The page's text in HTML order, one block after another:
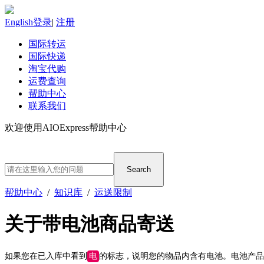
English登录| 注册
国际转运
国际快递
淘宝代购
运费查询
帮助中心
联系我们
欢迎使用AIOExpress帮助中心
Search
帮助中心 / 知识库 / 运送限制
关于带电池商品寄送
如果您在已入库中看到 电 的标志，说明您的物品内含有电池。电池产